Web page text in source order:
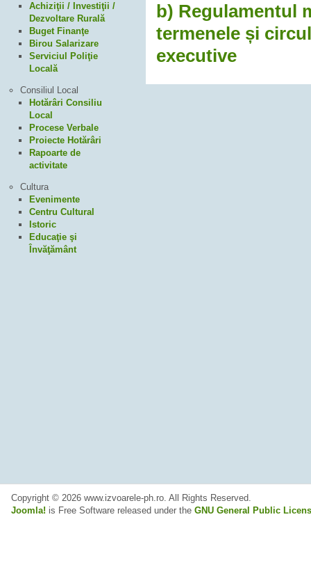
b) Regulamentul
termenele și
executive
Achiziţii / Investiţii /
Dezvoltare Rurală
Buget Finanţe
Birou Salarizare
Serviciul Poliţie
Locală
Consiliul Local
Hotărâri Consiliu
Local
Procese Verbale
Proiecte Hotărâri
Rapoarte de
activitate
Cultura
Evenimente
Centru Cultural
Istoric
Educaţie şi
Învăţământ
Copyright © 2026 www.izvoarele-ph.ro. All Rights Reserved.
Joomla! is Free Software released under the GNU General Public